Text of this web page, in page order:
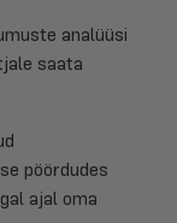
analüüsi
saata
pöördudes
ajal oma